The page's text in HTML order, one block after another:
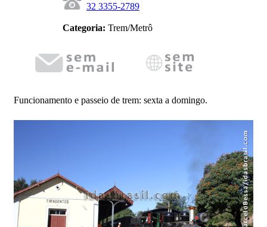
32 3355-2789
Categoria: Trem/Metrô
Funcionamento e passeio de trem: sexta a domingo.